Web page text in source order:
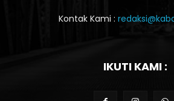
Kontak Kami :
IKUTI KAMI :